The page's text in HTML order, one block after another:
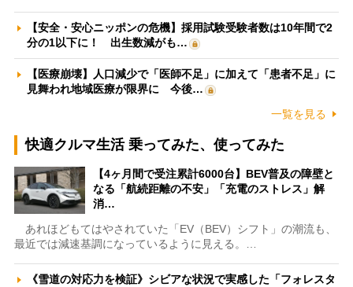
【安全・安心ニッポンの危機】採用試験受験者数は10年間で2
分の1以下に！ 出生数減がも…
【医療崩壊】人口減少で「医師不足」に加えて「患者不足」に
見舞われ地域医療が限界に 今後…
一覧を見る
快適クルマ生活 乗ってみた、使ってみた
【4ヶ月間で受注累計6000台】BEV普及の障壁と
なる「航続距離の不安」「充電のストレス」解
消…
あれほどもてはやされていた「EV（BEV）シフト」の潮流も、
最近では減速基調になっているように見える。…
《雪道の対応力を検証》シビアな状況で実感した「フォレスタ